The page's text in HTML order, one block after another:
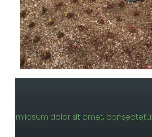
Lorem ipsum dolor sit amet,